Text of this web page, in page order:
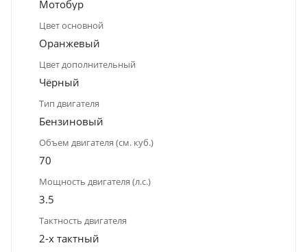
Мотобур
Цвет основной
Оранжевый
Цвет дополнительный
Чёрный
Тип двигателя
Бензиновый
Объем двигателя (см. куб.)
70
Мощность двигателя (л.с.)
3.5
Тактность двигателя
2-х тактный